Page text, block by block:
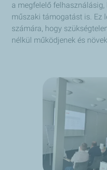
a megfelelő felhasználásig,
műszaki támogatást is. Ez
számára, hogy
nélkül működjenek és